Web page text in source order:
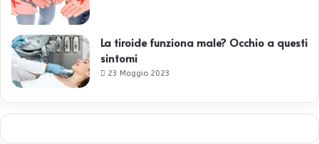
La tiroide funziona male? Occhio a questi
sintomi
23 Maggio 2023